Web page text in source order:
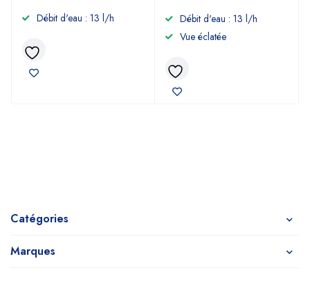
Catégories
Marques
Débit d'eau : 13 l/h
Débit d'eau : 13 l/h
Vue éclatée